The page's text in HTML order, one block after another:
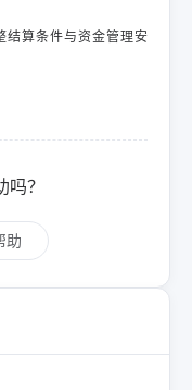
结算条件与资金管理安
？
助